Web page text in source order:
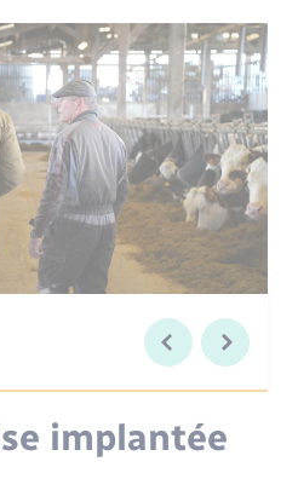
implantée